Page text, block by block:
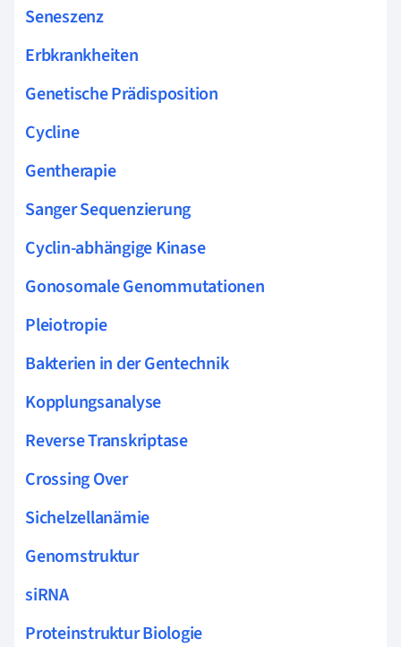
Seneszenz
Erbkrankheiten
Genetische Prädisposition
Cycline
Gentherapie
Sanger Sequenzierung
Cyclin-abhängige Kinase
Gonosomale Genommutationen
Pleiotropie
Bakterien in der Gentechnik
Kopplungsanalyse
Reverse Transkriptase
Crossing Over
Sichelzellanämie
Genomstruktur
siRNA
Proteinstruktur Biologie